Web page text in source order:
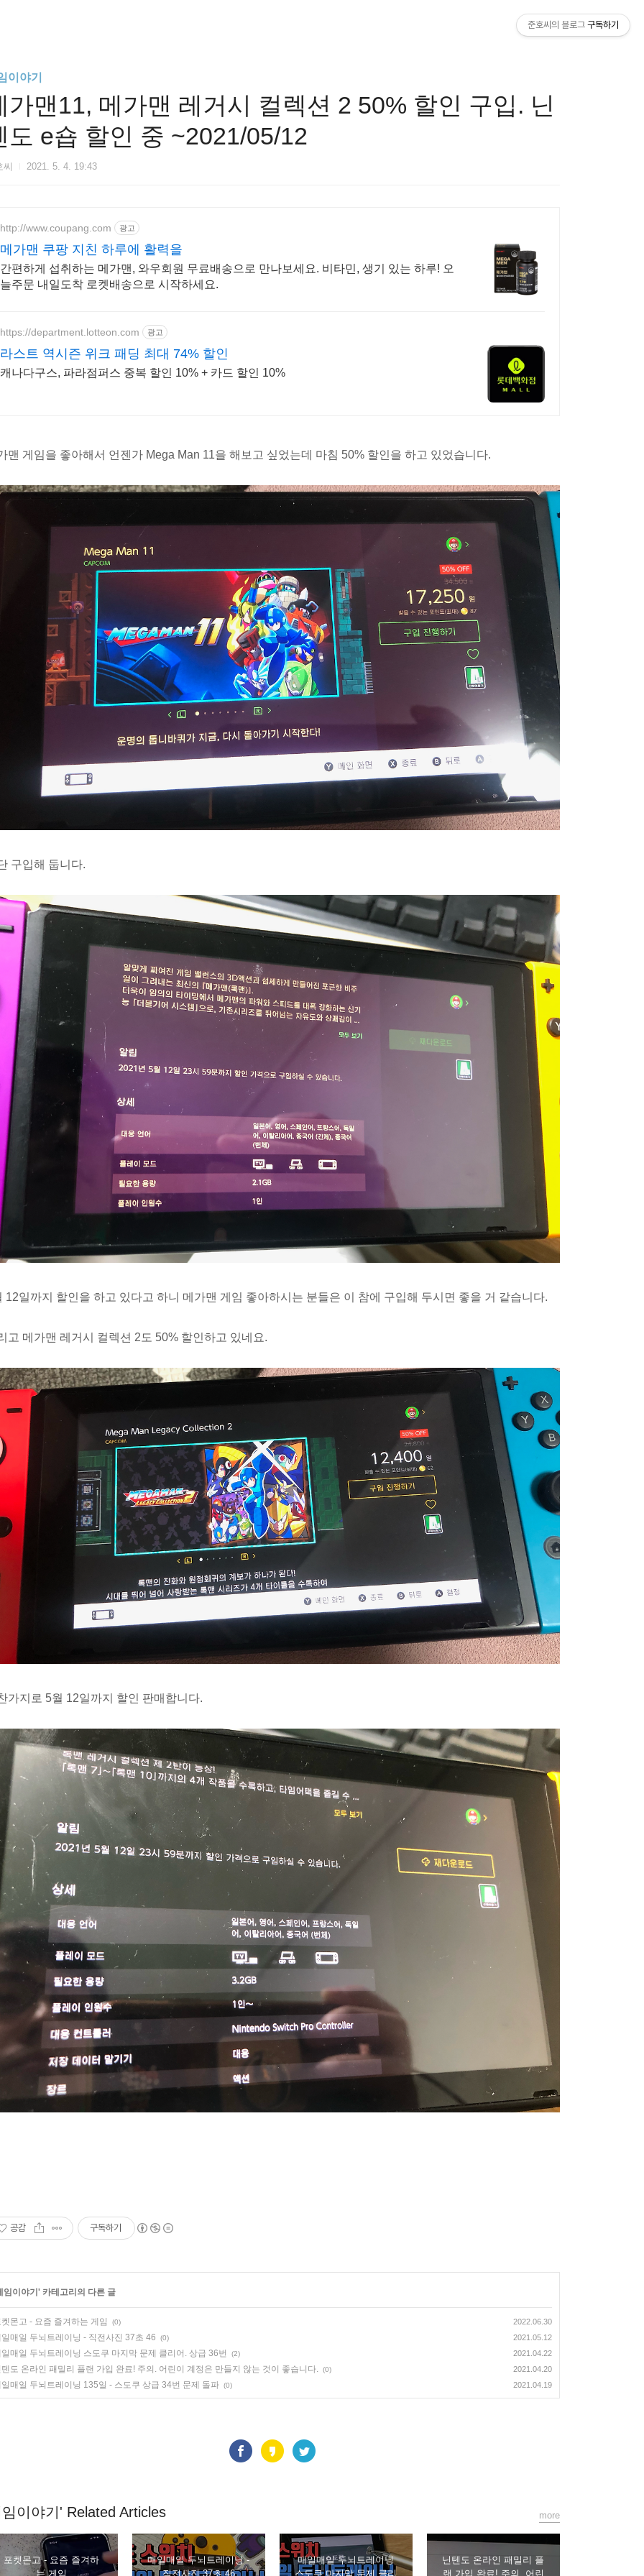
이야기
가맨11, 메가맨 레거시 컬렉션 2 50% 할인 구입. 닌
도 e숍 할인 중 ~2021/05/12
2021. 5. 4. 19:43
http://www.coupang.com 광고
메가맨 쿠팡 지친 하루에 활력을
간편하게 섭취하는 메가맨, 와우회원 무료배송으로 만나보세요. 비타민, 생기 있는 하루! 오
늘주문 내일도착 로켓배송으로 시작하세요.
https://department.lotteon.com 광고
라스트 역시즌 위크 패딩 최대 74% 할인
캐나다구스, 파라점퍼스 중복 할인 10% + 카드 할인 10%
맨 게임을 좋아해서 언젠가 Mega Man 11을 해보고 싶었는데 마침 50% 할인을 하고 있었습니다.
구입해 둡니다.
12일까지 할인을 하고 있다고 하니 메가맨 게임 좋아하시는 분들은 이 참에 구입해 두시면 좋을 거 같습니다.
고 메가맨 레거시 컬렉션 2도 50% 할인하고 있네요.
가지로 5월 12일까지 할인 판매합니다.
공감 구독하기
임이야기 ' 카테고리의 다른 글
몬고 - 요즘 즐겨하는 게임 (0) 2022.06.30
매일 두뇌트레이닝 - 직전사진 37초 46 (0) 2021.05.12
매일 두뇌트레이닝 스도쿠 마지막 문제 클리어. 상급 36번 (2) 2021.04.22
도 온라인 패밀리 플랜 가입 완료! 주의. 어린이 계정은 만들지 않는 것이 좋습니다. (0) 2021.04.20
매일 두뇌트레이닝 135일 - 스도쿠 상급 34번 문제 돌파 (0) 2021.04.19
이야기' Related Articles
포켓몬고 - 요즘 즐겨하
는 게임
매일매일 두뇌트레이닝 -
직전사진 37초 46
매일매일 두뇌트레이닝
스도쿠 마지막 문제 클리
닌텐도 온라인 패밀리 플
랜 가입 완료! 주의. 어린
more
준호씨의 블로그 구독하기